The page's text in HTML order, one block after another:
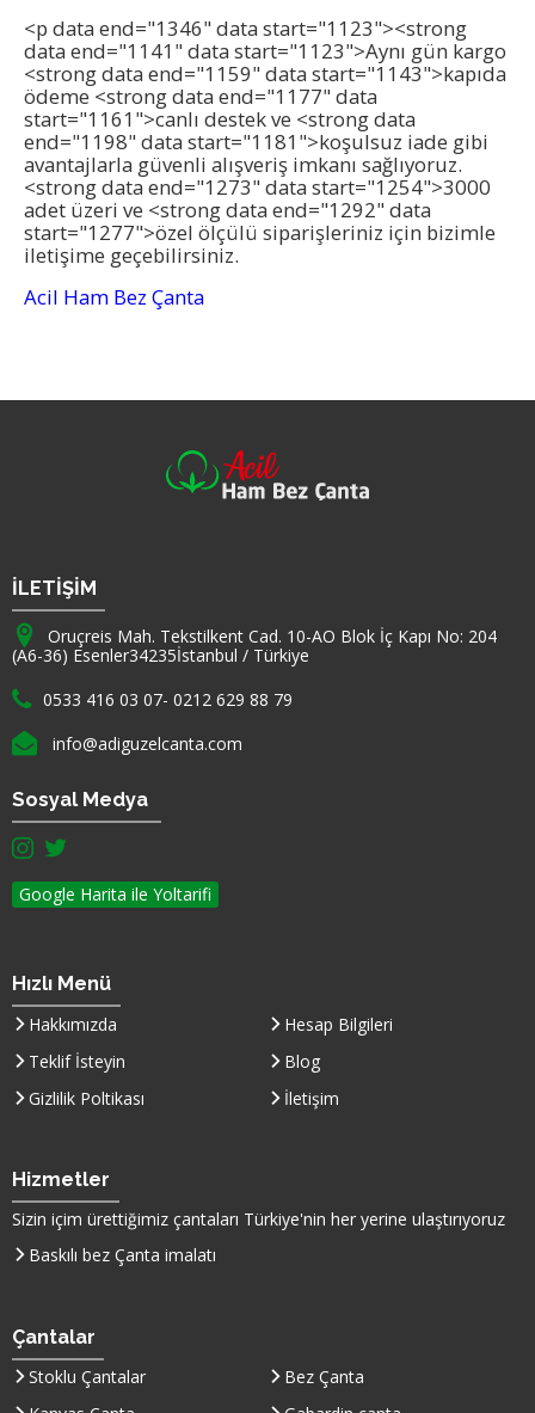
<p data end="1346" data start="1123"><strong
data end="1141" data start="1123">Aynı gün kargo
<strong data end="1159" data start="1143">kapıda
ödeme <strong data end="1177" data
start="1161">canlı destek ve <strong data
end="1198" data start="1181">koşulsuz iade gibi
avantajlarla güvenli alışveriş imkanı sağlıyoruz.
<strong data end="1273" data start="1254">3000
adet üzeri ve <strong data end="1292" data
start="1277">özel ölçülü siparişleriniz için bizimle
iletişime geçebilirsiniz.
Acil Ham Bez Çanta
İLETİŞİM
Adresimiz :
Oruçreis Mah. Tekstilkent Cad. 10-AO Blok İç Kapı No: 204
(A6-36) Esenler34235İstanbul / Türkiye
Telefon :
0533 416 03 07- 0212 629 88 79
E-mail :
info@adiguzelcanta.com
Sosyal Medya
instagram hesabımız(yeni sayfada açılır)
twitter hesabımız(yeni sayfada açılır)
Google Harita ile Yoltarifi
Hızlı Menü
Hakkımızda
Hesap Bilgileri
Teklif İsteyin
Blog
Gizlilik Poltikası
İletişim
Hizmetler
Sizin içim ürettiğimiz çantaları Türkiye'nin her yerine ulaştırıyoruz
Baskılı bez Çanta imalatı
Çantalar
Stoklu Çantalar
Bez Çanta